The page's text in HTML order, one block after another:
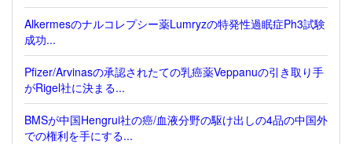
Alkermesのナルコレプシー薬Lumryzの特発性過眠症Ph3試験
成功...
Pfizer/Arvinasの承認されたての乳癌薬Veppanuの引き取り手
がRigel社に決まる...
BMSが中国Hengrui社の癌/血液分野の駆け出しの4品の中国外
での権利を手にする...